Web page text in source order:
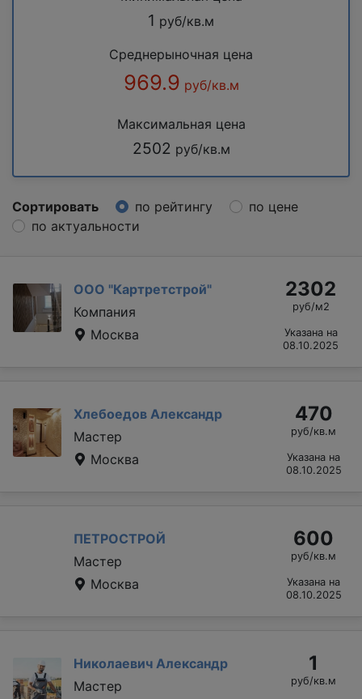
1 руб/кв.м
Среднерыночная цена
969.9 руб/кв.м
Максимальная цена
2502 руб/кв.м
Сортировать по рейтингу
по цене
по актуальности
ООО "Картретстрой"
Компания
Москва
2302
руб/м2
Указана на
08.10.2025
Хлебоедов Александр
Мастер
Москва
470
руб/кв.м
Указана на
08.10.2025
ПЕТРОСТРОЙ
Мастер
Москва
600
руб/кв.м
Указана на
08.10.2025
Николаевич Александр
Мастер
1
руб/кв.м